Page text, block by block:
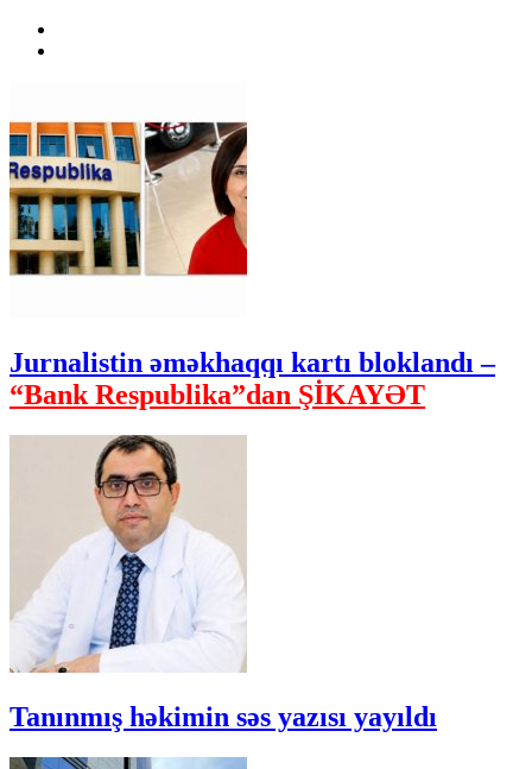
Jurnalistin əməkhaqqı kartı bloklandı –
“Bank Respublika”dan ŞİKAYƏT
Tanınmış həkimin səs yazısı yayıldı